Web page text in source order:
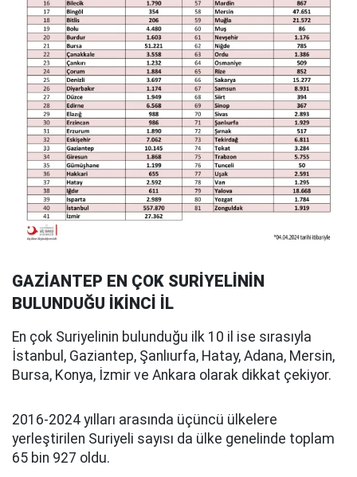
GAZİANTEP EN ÇOK SURİYELİNİN
BULUNDUĞU İKİNCİ İL
En çok Suriyelinin bulunduğu ilk 10 il ise sırasıyla
İstanbul, Gaziantep, Şanlıurfa, Hatay, Adana, Mersin,
Bursa, Konya, İzmir ve Ankara olarak dikkat çekiyor.
2016-2024 yılları arasında üçüncü ülkelere
yerleştirilen Suriyeli sayısı da ülke genelinde toplam
65 bin 927 oldu.